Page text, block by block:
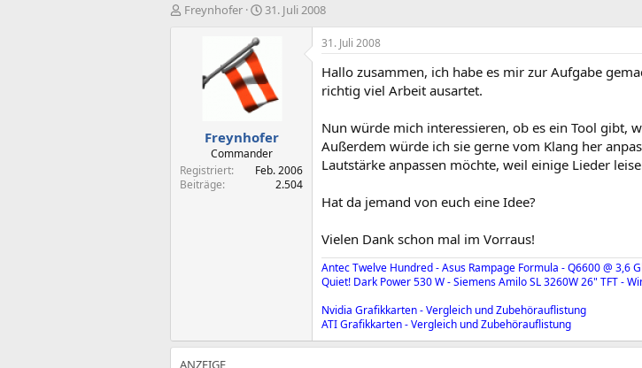
E
Freynhofer
E
e
l
l
a
m
31. Juli 2008
Freynhofer
Commander
Registriert
Feb. 2006
Beiträge
2.504
31. Juli 2008
Hallo zusammen, ich habe es mir zur Aufgabe
richtig viel Arbeit ausartet.
Nun würde mich interessieren, ob es ein Tool gibt,
Außerdem würde ich sie gerne vom Klang her
Lautstärke anpassen möchte, weil einige Lieder
Hat da jemand von euch eine Idee?
Vielen Dank schon mal im Vorraus!
Antec Twelve Hundred - Asus Rampage Formula - Q6600 @ 3,6
Quiet! Dark Power 530 W - Siemens Amilo SL 3260W 26" TFT -
Nvidia Grafikkarten - Vergleich und Zubehörauflistung
ATI Grafikkarten - Vergleich und Zubehörauflistung